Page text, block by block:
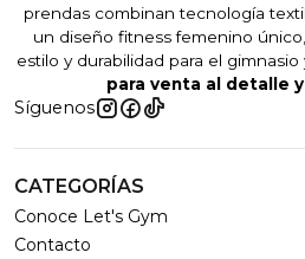
prendas combinan tecnología
un diseño fitness femenino
estilo y durabilidad para el gimnasio
para venta al detalle
Síguenos
CATEGORÍAS
Conoce Let's Gym
Contacto